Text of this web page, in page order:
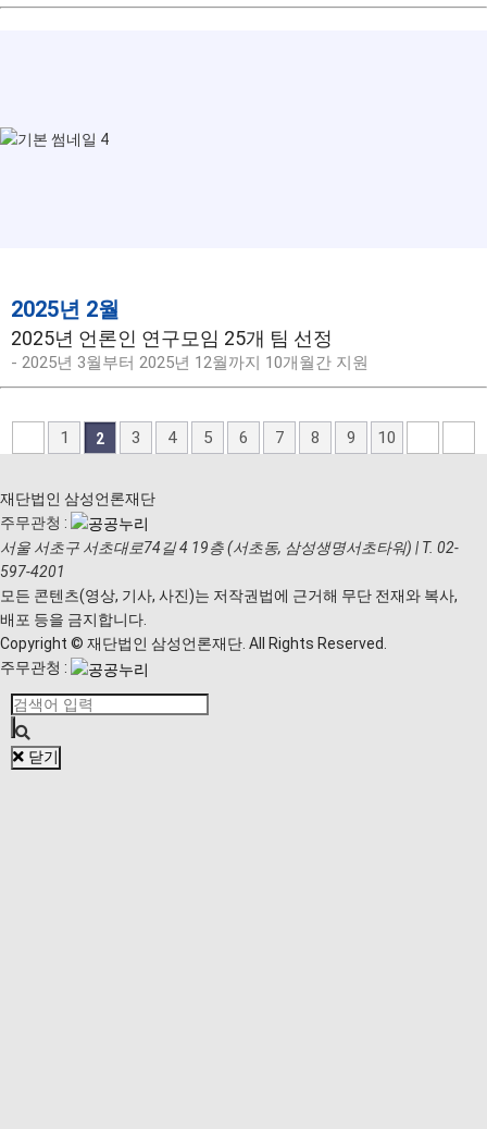
2025년 2월
2025년 언론인 연구모임 25개 팀 선정
- 2025년 3월부터 2025년 12월까지 10개월간 지원
1 2 3 4 5 6 7 8 9 10
재단법인 삼성언론재단
주무관청 :
서울 서초구 서초대로74길 4 19층 (서초동, 삼성생명서초타워) | T. 02-
597-4201
모든 콘텐츠(영상, 기사, 사진)는 저작권법에 근거해 무단 전재와 복사,
배포 등을 금지합니다.
Copyright © 재단법인 삼성언론재단. All Rights Reserved.
주무관청 :
닫기